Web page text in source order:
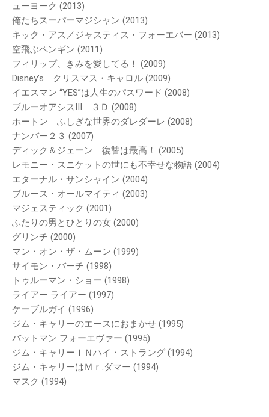
ューヨーク (2013)
俺たちスーパーマジシャン (2013)
キック・アス／ジャスティス・フォーエバー (2013)
空飛ぶペンギン (2011)
フィリップ、きみを愛してる！ (2009)
Disney’s クリスマス・キャロル (2009)
イエスマン “YES”は人生のパスワード (2008)
ブルーオアシスIII ３Ｄ (2008)
ホートン ふしぎな世界のダレダーレ (2008)
ナンバー２３ (2007)
ディック＆ジェーン 復讐は最高！ (2005)
レモニー・スニケットの世にも不幸せな物語 (2004)
エターナル・サンシャイン (2004)
ブルース・オールマイティ (2003)
マジェスティック (2001)
ふたりの男とひとりの女 (2000)
グリンチ (2000)
マン・オン・ザ・ムーン (1999)
サイモン・バーチ (1998)
トゥルーマン・ショー (1998)
ライアー ライアー (1997)
ケーブルガイ (1996)
ジム・キャリーのエースにおまかせ (1995)
バットマン フォーエヴァー (1995)
ジム・キャリーＩＮハイ・ストラング (1994)
ジム・キャリーはＭｒ.ダマー (1994)
マスク (1994)